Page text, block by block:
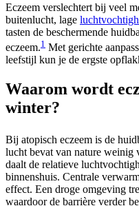
Eczeem verslechtert bij veel
buitenlucht, lage
tasten de beschermende
eczeem.1 Met gerichte
leefstijl kun je de ergste
Waarom wordt
winter?
Bij atopisch eczeem is de
lucht bevat van nature weinig
daalt de relatieve
binnenshuis. Centrale
effect. Een droge omgeving
waardoor de barrière verder